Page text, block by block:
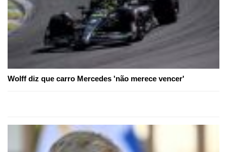
Wolff diz que carro Mercedes 'não merece vencer'